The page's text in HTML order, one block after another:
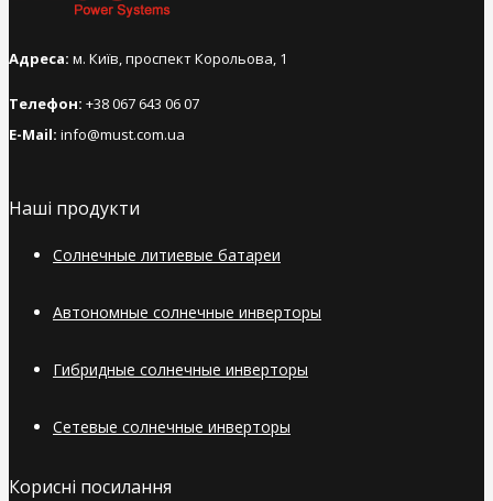
Адреса: м. Київ, проспект Корольова, 1
Телефон: +38 067 643 06 07
E-Mail: info@must.com.ua
Наші продукти
Солнечные литиевые батареи
Автономные солнечные инверторы
Гибридные солнечные инверторы
Сетевые солнечные инверторы
Корисні посилання